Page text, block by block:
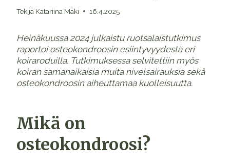
Tekijä Katariina Mäki 16.4.2025
Heinäkuussa 2024 julkaistu ruotsalaistutkimus
raportoi osteokondroosin esiintyvyydestä eri
koiraroduilla. Tutkimuksessa selvitettiin myös
koiran samanaikaisia muita nivelsairauksia sekä
osteokondroosin aiheuttamaa kuolleisuutta.
Mikä on
osteokondroosi?